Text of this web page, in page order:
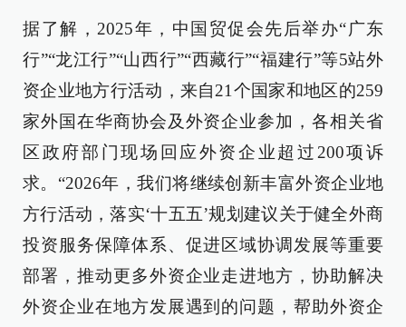
据了解，2025年，中国贸促会先后举办“广东
行”“龙江行”“山西行”“西藏行”“福建行”等5站外
资企业地方行活动，来自21个国家和地区的259
家外国在华商协会及外资企业参加，各相关省
区政府部门现场回应外资企业超过200项诉
求。“2026年，我们将继续创新丰富外资企业地
方行活动，落实‘十五五’规划建议关于健全外商
投资服务保障体系、促进区域协调发展等重要
部署，推动更多外资企业走进地方，协助解决
外资企业在地方发展遇到的问题，帮助外资企